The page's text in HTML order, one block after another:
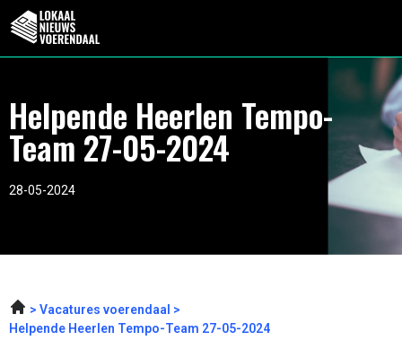
Helpende Heerlen Tempo-
Team 27-05-2024
28-05-2024
Vacatures voerendaal
Helpende Heerlen Tempo-Team 27-05-2024